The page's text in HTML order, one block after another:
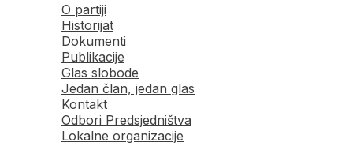
O partiji
Historijat
Dokumenti
Publikacije
Glas slobode
Jedan član, jedan glas
Kontakt
Odbori Predsjedništva
Lokalne organizacije